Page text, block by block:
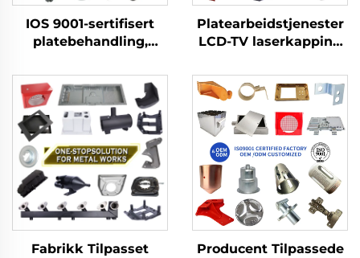
IOS 9001-sertifisert
platebehandling,
aluminiumspresningstjeneste
Platearbeidstjenester
LCD-TV laserkapping
aluminium kobber
stansede deler
Fabrikk Tilpasset
Producent Tilpassede